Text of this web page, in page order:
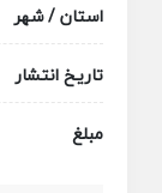
استان / شهر
تاریخ انتشار
مبلغ